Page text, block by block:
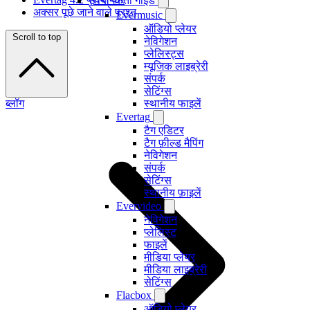
Evermusic
ऑडियो प्लेयर
नेविगेशन
प्लेलिस्ट्स
म्यूजिक लाइब्रेरी
संपर्क
सेटिंग्स
स्थानीय फाइलें
Evertag
टैग एडिटर
टैग फ़ील्ड मैपिंग
नेविगेशन
संपर्क
सेटिंग्स
स्थानीय फ़ाइलें
Evervideo
नेविगेशन
प्लेलिस्ट
फाइलें
मीडिया प्लेयर
मीडिया लाइब्रेरी
सेटिंग्स
Flacbox
अक्सर पूछे जाने वाले प्रश्न
Scroll to top
ब्लॉग